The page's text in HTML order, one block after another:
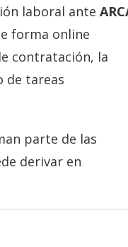
laboral ante
forma online
contratación, la
de tareas
parte de las
derivar en